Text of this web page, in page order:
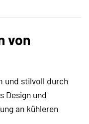
von
und stilvoll durch
Design und
an kühleren